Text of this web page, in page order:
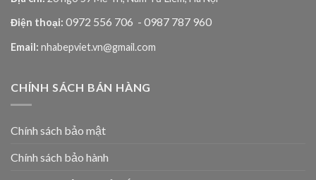
Điện thoại: 0972 556 706 - 0987 787 960
Email: nhabepviet.vn@gmail.com
CHÍNH SÁCH BÁN HÀNG
Chính sách bảo mật
Chính sách bảo hành